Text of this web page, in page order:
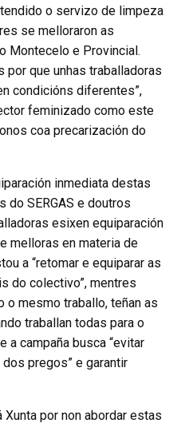
o servizo de limpeza
se melloraron as
Montecelo e Provincial.
por que unhas traballadoras
condicións diferentes”,
feminizado como este
coa precarización do
inmediata destas
do SERGAS e doutros
esixen equiparación
melloras en materia de
a “retomar e equiparar as
do colectivo”, mentres
o mesmo traballo, teñan as
traballan todas para o
a campaña busca “evitar
pregos” e garantir
por non abordar estas